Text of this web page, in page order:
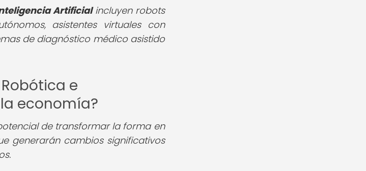
Artificialincluyen robots
asistentes virtuales con
de diagnóstico médico asistido
e
economía?
de transformar la forma en
generarán cambios significativos